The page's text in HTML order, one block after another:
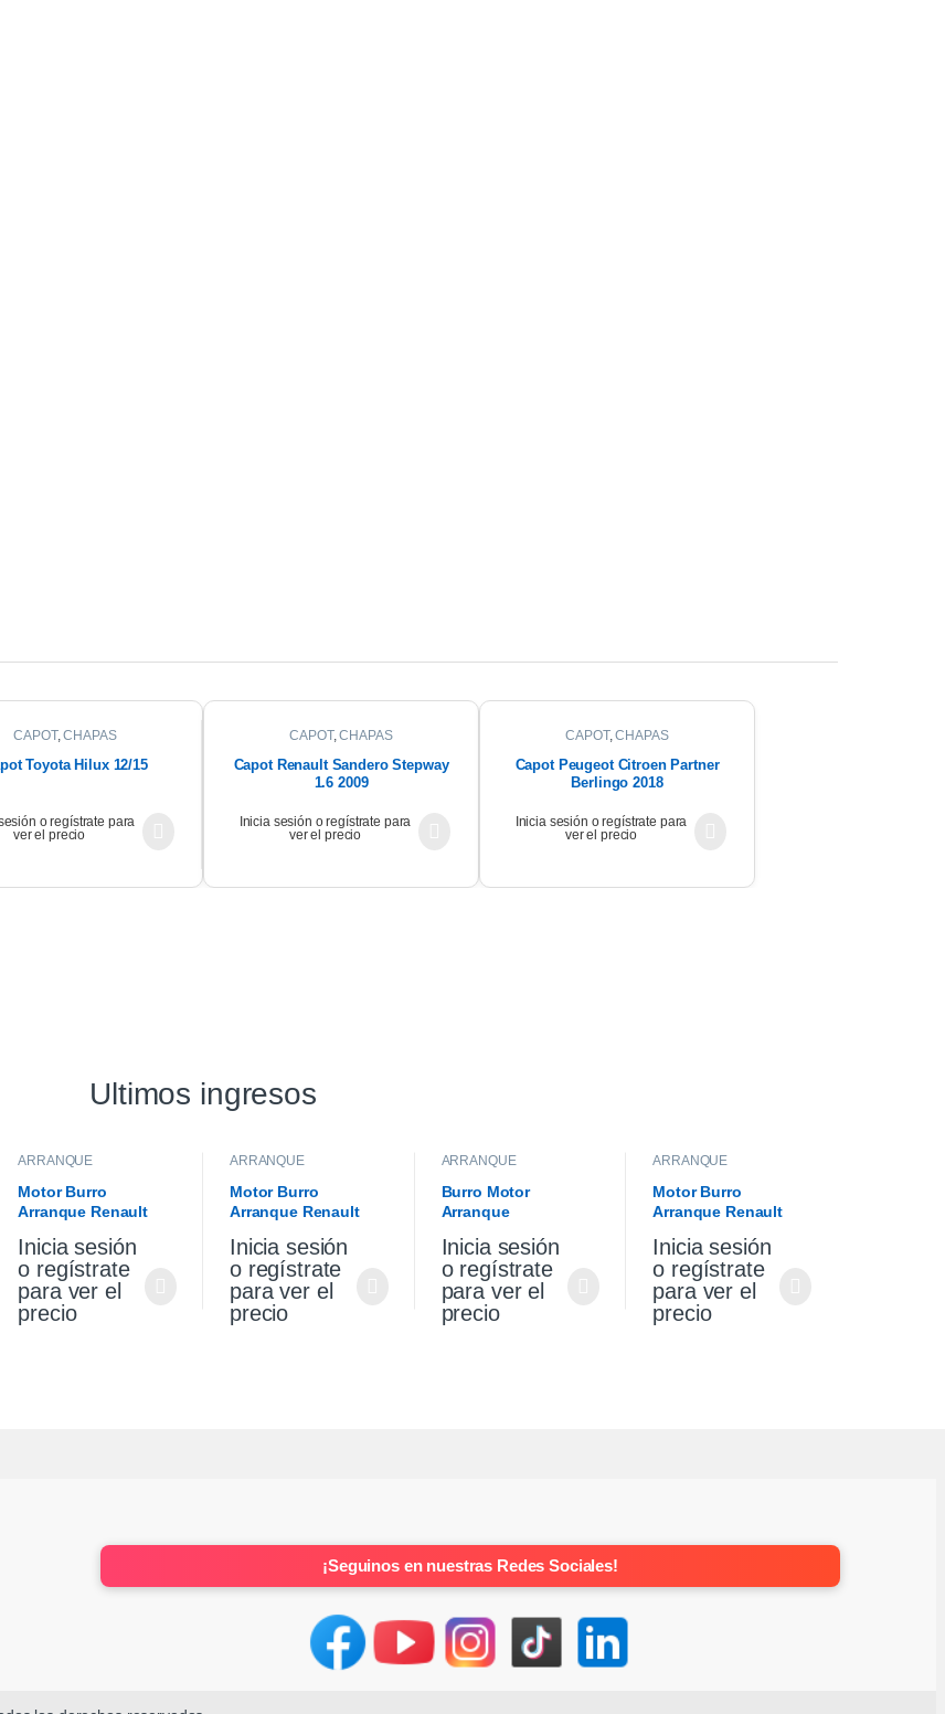
CAPOT,CHAPAS
Toyota Hilux 12/15
o regístrate para
ver el precio
CAPOT,CHAPAS
Capot Renault Sandero Stepway
1.6 2009
Inicia sesión o regístrate para
ver el precio
CAPOT,CHAPAS
Capot Peugeot Citroen Partner
Berlingo 2018
Inicia sesión o regístrate para
ver el precio
Ultimos ingresos
ARRANQUE
Motor Burro
Arranque Renault
K4m Original
Inicia sesión
o regístrate
para ver el
precio
ARRANQUE
Motor Burro
Arranque Renault
K4m
Inicia sesión
o regístrate
para ver el
precio
ARRANQUE
Burro Motor
Arranque
Saveiro 1.6
Inicia sesión
o regístrate
para ver el
precio
ARRANQUE
Motor Burro
Arranque Renault
Original
Inicia sesión
o regístrate
para ver el
precio
¡Seguinos en nuestras Redes Sociales!